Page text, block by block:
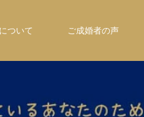
ついて ご成婚者の声